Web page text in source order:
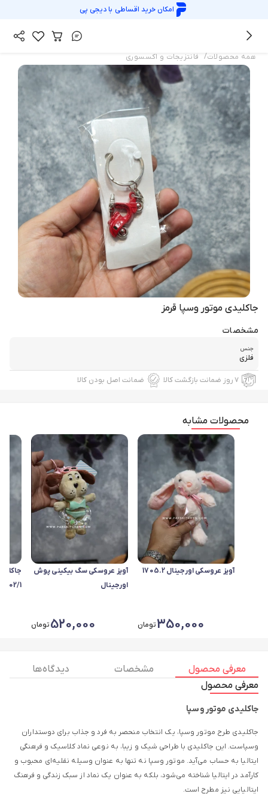
امکان خرید اقساطی بادیجی پی
همه محصولات/ فانتزیجات و اکسسوری
جاکلیدی موتور وسپا قرمز
مشخصات
جنس
فلزی
۷ روز ضمانت بازگشت کالا ضمانت اصل بودن کالا
محصولات مشابه
آویز عروسکی اورجینال 1705.2
350,000تومان
آویز عروسکی سگ بیکینی پوش
اورجینال
520,000تومان
1702/1
معرفی محصول مشخصات
دیدگاه ها
معرفی محصول
جاکلیدی موتور وسپا
جاکلیدی طرح موتور وسپا، یک انتخاب منحصر به فرد و جذاب برای دوستداران
وسپاست. این جاکلیدی با طراحی شیک و زیبا، به نوعی نماد کلاسیک و فرهنگی
ایتالیا به حساب می‌آید. موتور وسپا نه تنها به عنوان وسیله نقلیه‌ای محبوب و
کارآمد در ایتالیا شناخته می‌شود، بلکه به عنوان یک نماد از سبک زندگی و فرهنگ
ایتالیایی نیز مطرح است.